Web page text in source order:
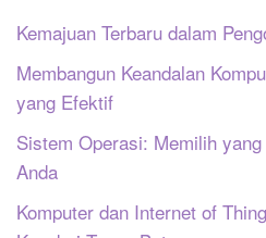
Kemajuan Terbaru dalam
Membangun Keandalan
yang Efektif
Sistem Operasi: Memilih
Anda
Komputer dan Internet of